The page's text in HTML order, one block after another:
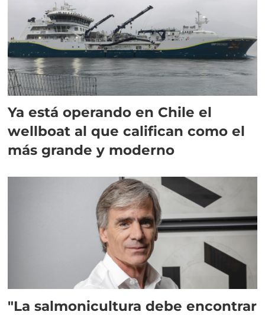
Ya está operando en Chile el
wellboat al que califican como el
más grande y moderno
"La salmonicultura debe encontrar